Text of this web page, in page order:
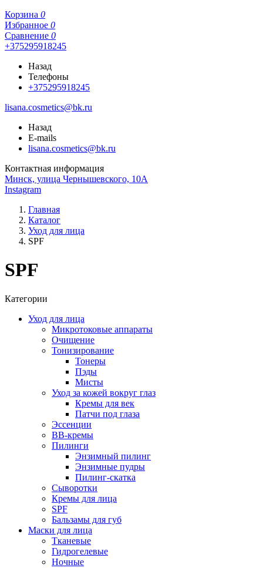
Корзина 0
Избранное 0
Сравнение 0
+375295918245
Назад
Телефоны
+375295918245
lisana.cosmetics@bk.ru
Назад
E-mails
lisana.cosmetics@bk.ru
Контактная информация
Минск, улица Чернышевского, 10А
Instagram
Главная
Каталог
Уход для лица
SPF
SPF
Категории
Уход для лица
Микротоковые аппараты
Очищение
Тонизирование
Тонеры
Пэды
Мисты
Уход за кожей вокруг глаз
Кремы для век
Патчи под глаза
Эссенции
ВВ-кремы
Пилинги
Энзимный пилинг
Энзимные пудры
Пилинг-скатка
Сыворотки
Кремы для лица
SPF
Бальзамы для губ
Маски для лица
Тканевые
Гидрогелевые
Ночные